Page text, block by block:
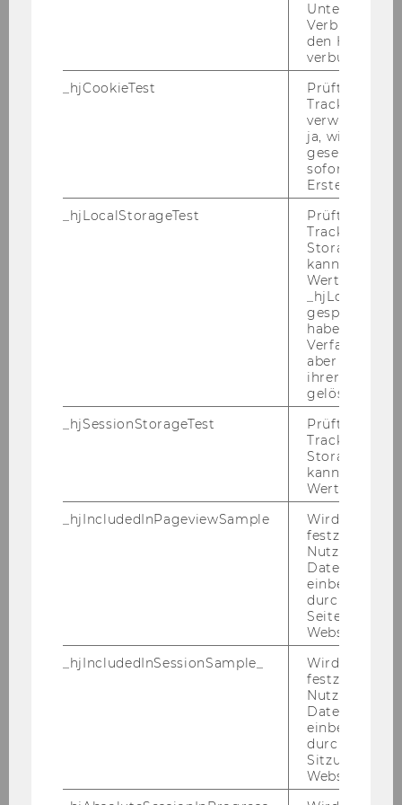
Er­wünsch­te Kennt­nis­se und Qua­li­fi­ka­tio­nen:
Wirt­schafts­wis­sen­schaft­li­ches Dop­pel­stu­di­um,
gute Eng­lisch­kennt­nis­se, Ge­richts­pra­xis
Schrift­li­che Be­wer­bun­gen mit Le­bens­lauf
und Zeug­nis­sen (Ko­pien) sind unter An­ga­be
der an­ge­führ­ten Kenn­zahl an die PER­SO­
NAL­AB­TEI­LUNG der Wirt­schafts­uni­ver­si­tät
Wien, Au­gas­se 2-6, 1090 Wien zu rich­ten.
Ende der Be­wer­bungs­frist: 14. De­zem­ber
Bitte die Kenn­zahl un­be­dingt an­füh­ren!
Mitteilungsblatt vom 30. November 2005,
9. Stück
Mittteilungsblatt vom 23. November 2005,
Mitteilungsblatt vom 16. November 2005, 7.
Verbindung
den Hotjar-
verbunden
_hjCookieTest
Prüft, ob der
Tracking
verwenden
ja, wird ein
gesetzt. Wird
sofort nach
Erstellung
_hjLocalStorageTest
Prüft, ob der
Tracking
Storage
kann. Wenn
Wert 1
haben keine
Verfallszeit,
aber fast
ihrer
gelöscht.
_hjSessionStorageTest
Prüft, ob der
Tracking
Storage
kann. Wenn
Wert von 1
_hjIncludedInPageviewSample
Wird gesetzt,
festzustellen,
Nutzer in die
einbezogen
durch das
Website
_hjIncludedInSessionSample_
Wird gesetzt,
festzustellen,
Nutzer in die
einbezogen
durch das
Sitzungslimit
Website